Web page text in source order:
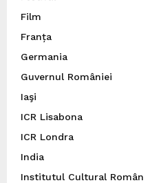
Film
Franța
Germania
Guvernul României
Iaşi
ICR Lisabona
ICR Londra
India
Institutul Cultural Român